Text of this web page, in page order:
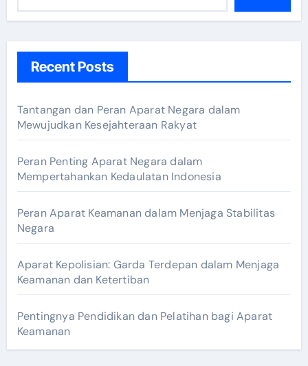
Recent Posts
Tantangan dan Peran Aparat Negara dalam
Mewujudkan Kesejahteraan Rakyat
Peran Penting Aparat Negara dalam
Mempertahankan Kedaulatan Indonesia
Peran Aparat Keamanan dalam Menjaga Stabilitas
Negara
Aparat Kepolisian: Garda Terdepan dalam Menjaga
Keamanan dan Ketertiban
Pentingnya Pendidikan dan Pelatihan bagi Aparat
Keamanan